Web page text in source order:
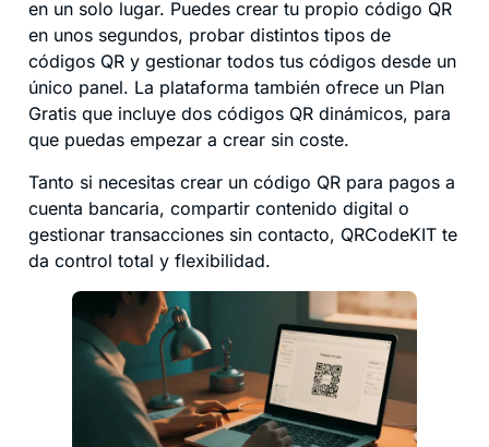
en un solo lugar. Puedes crear tu propio código QR
en unos segundos, probar distintos tipos de
códigos QR y gestionar todos tus códigos desde un
único panel. La plataforma también ofrece un Plan
Gratis que incluye dos códigos QR dinámicos, para
que puedas empezar a crear sin coste.
Tanto si necesitas crear un código QR para pagos a
cuenta bancaria, compartir contenido digital o
gestionar transacciones sin contacto, QRCodeKIT te
da control total y flexibilidad.